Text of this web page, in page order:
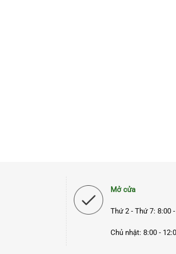
Mở cửa
Thứ 2 - Thứ 7: 8:00
Chủ nhật: 8:00 -